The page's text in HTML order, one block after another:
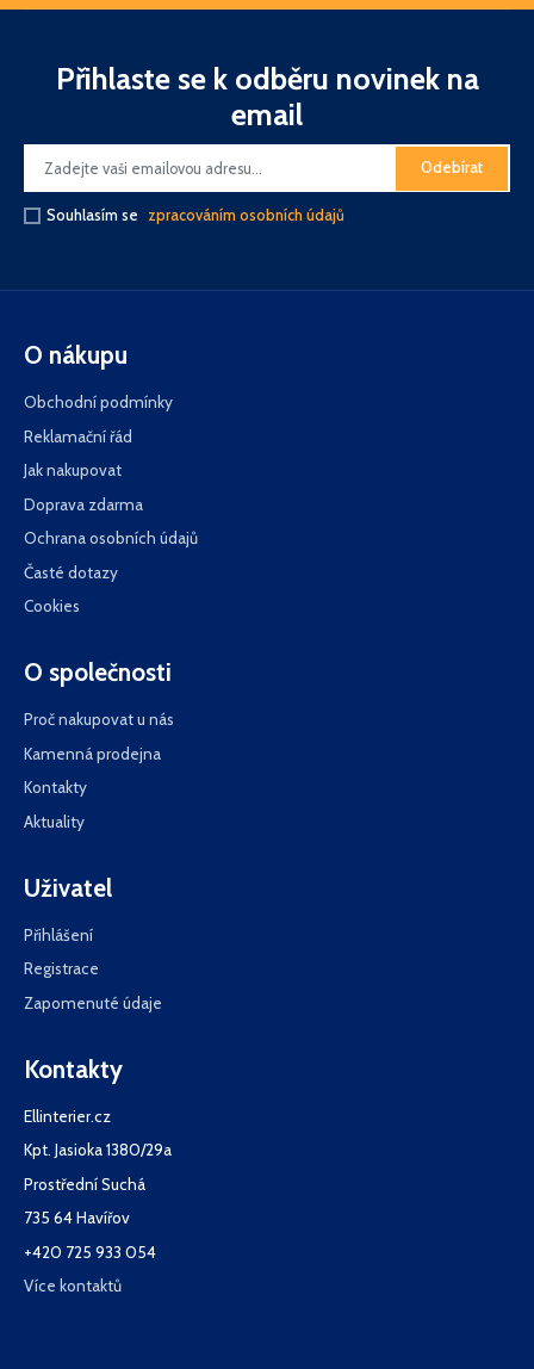
Přihlaste se k odběru novinek na
email
Odebírat
Souhlasím se zpracováním osobních údajů
O nákupu
Obchodní podmínky
Reklamační řád
Jak nakupovat
Doprava zdarma
Ochrana osobních údajů
Časté dotazy
Cookies
O společnosti
Proč nakupovat u nás
Kamenná prodejna
Kontakty
Aktuality
Uživatel
Přihlášení
Registrace
Zapomenuté údaje
Kontakty
Ellinterier.cz
Kpt. Jasioka 1380/29a
Prostřední Suchá
735 64 Havířov
+420 725 933 054
Více kontaktů